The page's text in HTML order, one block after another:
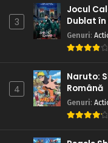
3
Jocul
Dublat în
Genuri:
4
Naruto:
Română
Genuri: